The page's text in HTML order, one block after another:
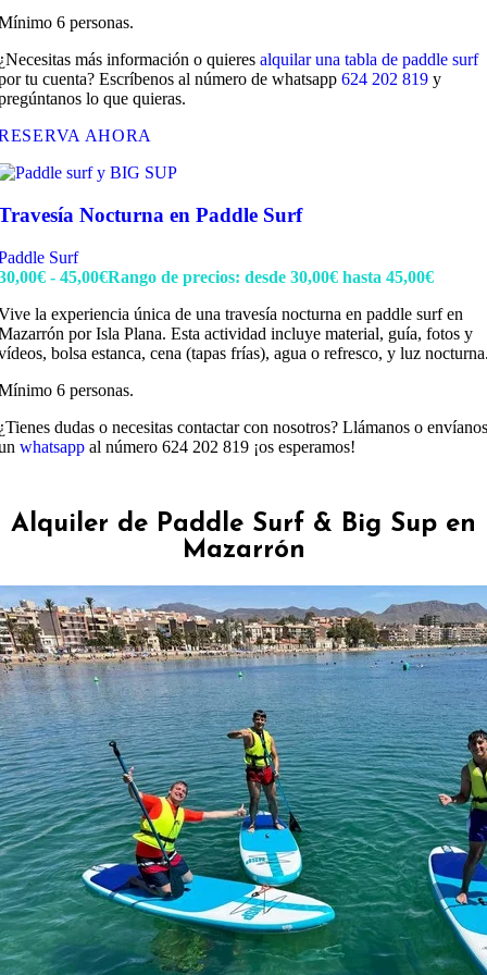
6 personas.
más información o quieres alquilar una tabla de paddle surf
tu cuenta? Escríbenos al número de whatsapp 624 202 819 y
lo que quieras.
AHORA
Nocturna en Paddle Surf
Surf
€ - 45,00€Rango de precios: desde 30,00€ hasta 45,00€
la experiencia única de una travesía nocturna en paddle surf en
por Isla Plana. Esta actividad incluye material, guía, fotos y
bolsa estanca, cena (tapas frías), agua o refresco, y luz
6 personas.
dudas o necesitas contactar con nosotros? Llámanos o envíanos
whatsapp al número 624 202 819 ¡os esperamos!
Alquiler de Paddle Surf & Big Sup en
Mazarrón